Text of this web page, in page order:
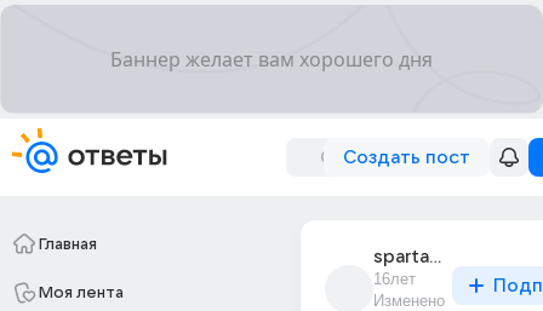
Создать пост
Главная
Моя лента
spartanec_a
16лет
Изменено